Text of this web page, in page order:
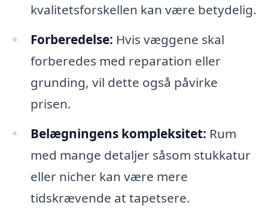
kvalitetsforskellen kan være betydelig.
Forberedelse: Hvis væggene skal
forberedes med reparation eller
grunding, vil dette også påvirke
prisen.
Belægningens kompleksitet: Rum
med mange detaljer såsom stukkatur
eller nicher kan være mere
tidskrævende at tapetsere.